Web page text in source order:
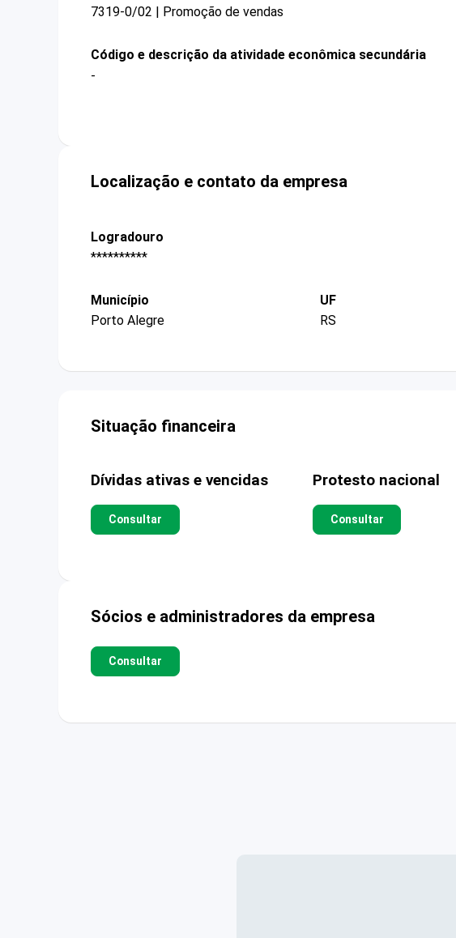
7319-0/02 | Promoção de vendas
Código e descrição da atividade econômica secundária
-
Localização e contato da empresa
Logradouro
**********
Município
Porto Alegre
UF
RS
Situação financeira
Dívidas ativas e vencidas
Consultar
Protesto nacional
Consultar
Sócios e administradores da empresa
Consultar